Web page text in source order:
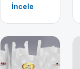
İncele